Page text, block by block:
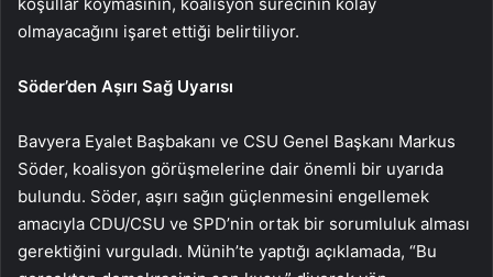
olmayacağını işaret ettiği belirtiliyor.
Söder’den Aşırı Sağ Uyarısı
Bavyera Eyalet Başbakanı ve CSU Genel Başkanı Markus
Söder, koalisyon görüşmelerine dair önemli bir uyarıda
bulundu. Söder, aşırı sağın güçlenmesini engellemek
amacıyla CDU/CSU ve SPD’nin ortak bir sorumluluk alması
gerektiğini vurguladı. Münih’te yaptığı açıklamada, “Bu